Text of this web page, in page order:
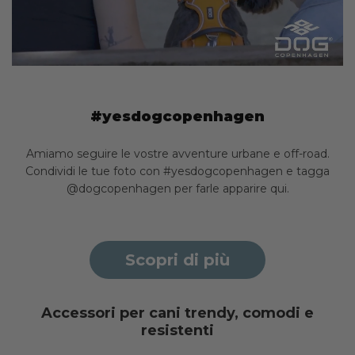
#yesdogcopenhagen
Amiamo seguire le vostre avventure urbane e off-road.
Condividi le tue foto con #yesdogcopenhagen e tagga
@dogcopenhagen per farle apparire qui.
Scopri di più
Accessori per cani trendy, comodi e
resistenti